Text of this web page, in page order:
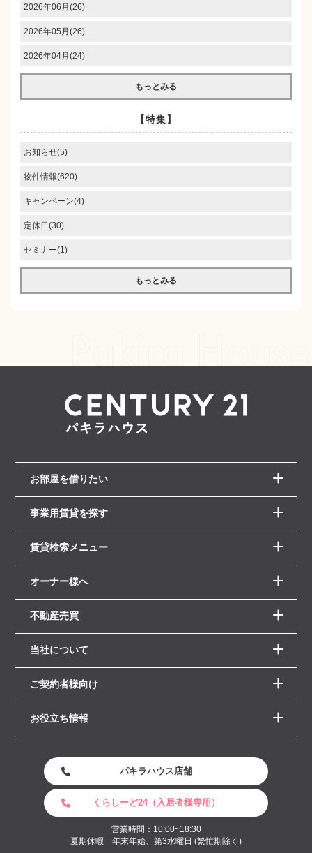
2026年06月(26)
2026年05月(26)
2026年04月(24)
もっとみる
【特集】
お知らせ(5)
物件情報(620)
キャンペーン(4)
定休日(30)
セミナー(1)
もっとみる
お部屋を借りたい
事業用賃貸を探す
賃貸検索メニュー
オーナー様へ
不動産売買
当社について
ご契約者様向け
お役立ち情報
パキラハウス店舗
くらしーど24（入居者様専用）
営業時間：10:00~18:30
夏期休暇 年末年始、第3水曜日 (繁忙期除く)